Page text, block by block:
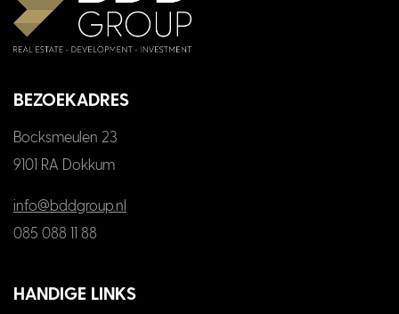
BEZOEKADRES
Bocksmeulen 23
9101 RA Dokkum
info@bddgroup.nl
085 088 11 88
HANDIGE LINKS